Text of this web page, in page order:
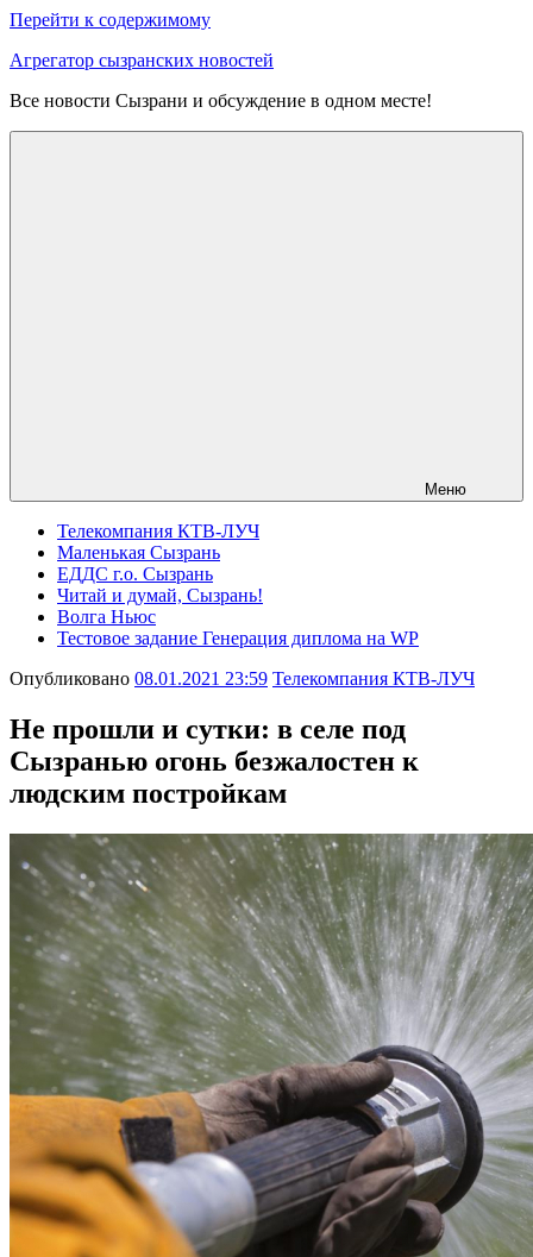
Перейти к содержимому
Агрегатор сызранских новостей
Все новости Сызрани и обсуждение в одном месте!
Меню
Телекомпания КТВ-ЛУЧ
Маленькая Сызрань
ЕДДС г.о. Сызрань
Читай и думай, Сызрань!
Волга Ньюс
Тестовое задание Генерация диплома на WP
Опубликовано 08.01.2021 23:59 Телекомпания КТВ-ЛУЧ
Не прошли и сутки: в селе под
Сызранью огонь безжалостен к
людским постройкам